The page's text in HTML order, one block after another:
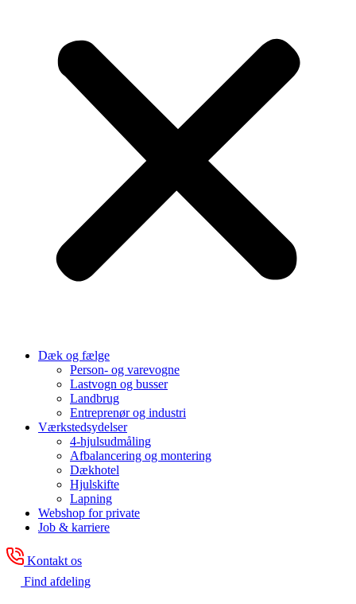
Dæk og fælge
Person- og varevogne
Lastvogn og busser
Landbrug
Entreprenør og industri
Værkstedsydelser
4-hjulsudmåling
Afbalancering og montering
Dækhotel
Hjulskifte
Lapning
Webshop for private
Job & karriere
Kontakt os
Find afdeling